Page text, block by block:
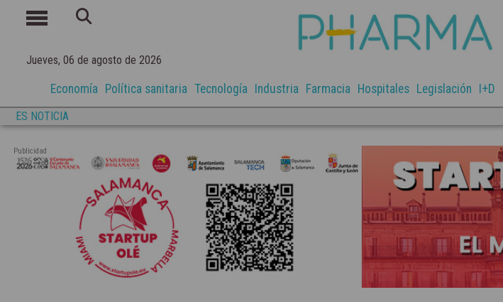
Jueves, 06 de agosto de 2026
Economía Política sanitaria Tecnología Industria Farmacia Hospitales Legislación I+D
ES NOTICIA
Publicidad